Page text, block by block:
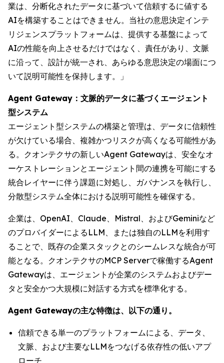
業は、分断化されたデータに基づいて信頼するに値する
AIを構築することはできません。当社の意思決定インテ
リジェンスプラットフォームは、提供する基盤によって
AIの性能を向上させるだけではなく、責任があり、文脈
に沿って、設計が統一され、あらゆる意思決定の場面につ
いて説明可能性を保持します。」
Agent Gateway：文脈的データに基づくエージェント
型システム
エージェント型システムの構築と管理は、データに信頼性
が欠けている場合、複雑かつリスクが高くなる可能性があ
る。クオンテクサの新しいAgent Gatewayは、安全なオ
ーケストレーションとエージェント間の連携を可能にする
統合レイヤーに伴う課題に対処し、ガバナンスを執行し、
分散型システム全体における説明可能性を確保する。
企業は、OpenAI、Claude、Mistral、およびGeminiなど
のプロバイダーによるLLM、または独自のLLMを利用す
ることで、既存の企業スタックとのシームレスな統合が可
能となる。クオンテクサのMCP Serverで稼働するAgent
Gatewayは、エージェントが企業のシステムおよびデー
タと安全かつ大規模に対話する方式を標準化する。
Agent Gatewayの主な特徴は、以下の通り。
信頼できる単一のプラットフォームによる、データ、
文脈、および主要なLLMをつなげる依存性の低いアプ
ローチ